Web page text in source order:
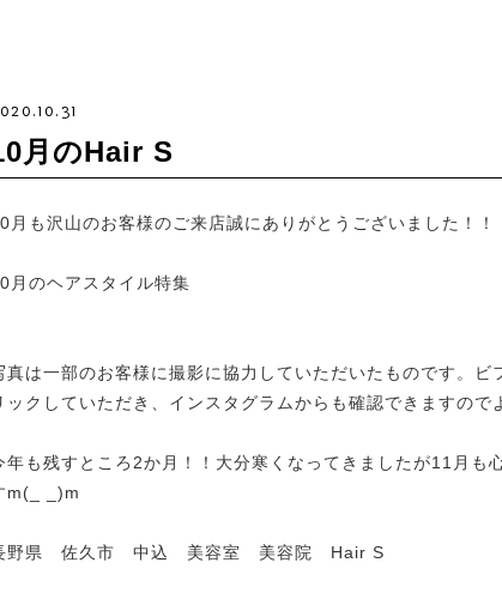
月のHair S
月も沢山のお客様のご来店誠にありがとうございました！！
月のヘアスタイル特集
真は一部のお客様に撮影に協力していただいたものです。
ックしていただき、インスタグラムからも確認できますの
年も残すところ2か月！！大分寒くなってきましたが11月も
m(_ _)m
野県 佐久市 中込 美容室 美容院 Hair S